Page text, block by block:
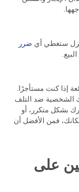
ستغطي أي ضرر
إذا كنت مستأجرًا.
الشخصية ضد التلف
بشكل متكرر، أو
فمن الأفضل أن
على